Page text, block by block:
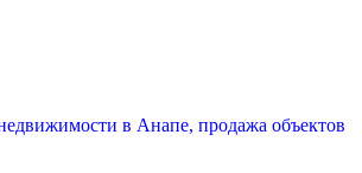
в Анапе, продажа объектов